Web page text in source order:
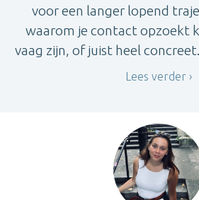
voor een langer lopend
waarom je contact opzoekt
vaag zijn, of juist heel
Lees verder